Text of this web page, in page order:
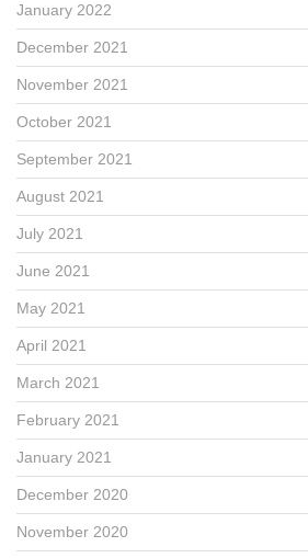
January 2022
December 2021
November 2021
October 2021
September 2021
August 2021
July 2021
June 2021
May 2021
April 2021
March 2021
February 2021
January 2021
December 2020
November 2020